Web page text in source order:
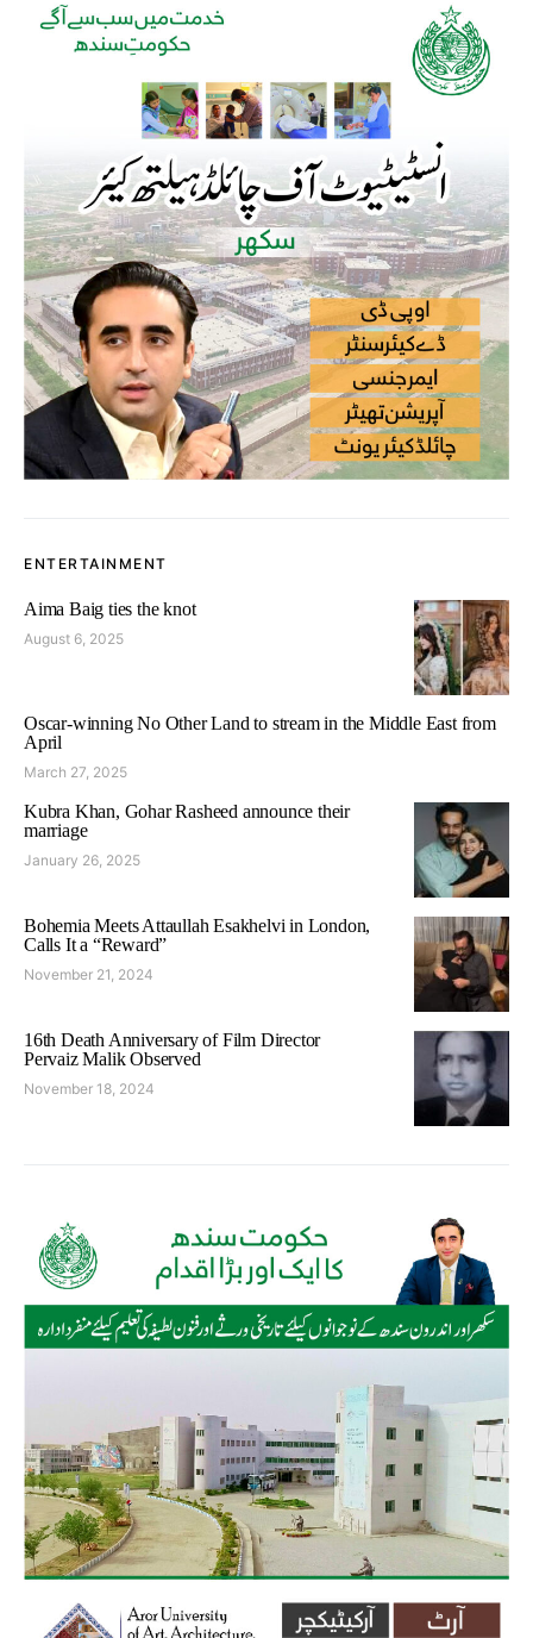
ENTERTAINMENT
Aima Baig ties the knot
August 6, 2025
Oscar-winning No Other Land to stream in the Middle East from
April
March 27, 2025
Kubra Khan, Gohar Rasheed announce their
marriage
January 26, 2025
Bohemia Meets Attaullah Esakhelvi in London,
Calls It a “Reward”
November 21, 2024
16th Death Anniversary of Film Director
Pervaiz Malik Observed
November 18, 2024